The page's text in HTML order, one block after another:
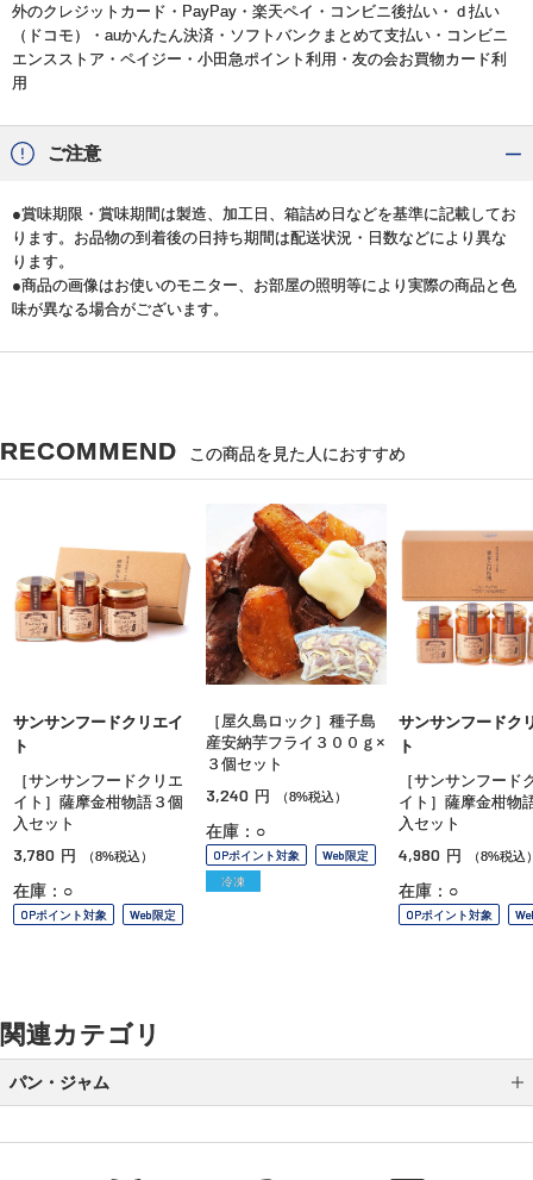
外のクレジットカード・PayPay・楽天ペイ・コンビニ後払い・ｄ払い
（ドコモ）・auかんたん決済・ソフトバンクまとめて支払い・コンビニ
エンスストア・ペイジー・小田急ポイント利用・友の会お買物カード利
用
ご注意
●賞味期限・賞味期間は製造、加工日、箱詰め日などを基準に記載してお
ります。お品物の到着後の日持ち期間は配送状況・日数などにより異な
ります。
●商品の画像はお使いのモニター、お部屋の照明等により実際の商品と色
味が異なる場合がございます。
RECOMMEND この商品を見た人におすすめ
サンサンフードクリエイ
ト
［サンサンフードクリエ
イト］薩摩金柑物語３個
入セット
3,780 円 （8%税込）
在庫：○
OPポイント対象 Web限定
［屋久島ロック］種子島
産安納芋フライ３００ｇ×
３個セット
3,240 円 （8%税込）
在庫：○
OPポイント対象
Web限定
冷凍
サンサンフードク
ト
［サンサンフード
イト］薩摩金柑物
入セット
4,980 円 （8%税込
在庫：○
OPポイント対象
関連カテゴリ
パン・ジャム